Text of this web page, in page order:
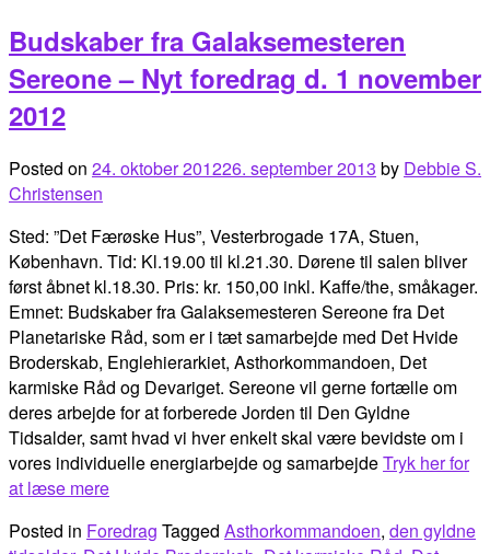
Budskaber fra Galaksemesteren
Sereone – Nyt foredrag d. 1 november
2012
Posted on 24. oktober 201226. september 2013 by Debbie S.
Christensen
Sted: ”Det Færøske Hus”, Vesterbrogade 17A, Stuen,
København. Tid: Kl.19.00 til kl.21.30. Dørene til salen bliver
først åbnet kl.18.30. Pris: kr. 150,00 inkl. Kaffe/the, småkager.
Emnet: Budskaber fra Galaksemesteren Sereone fra Det
Planetariske Råd, som er i tæt samarbejde med Det Hvide
Broderskab, Englehierarkiet, Asthorkommandoen, Det
karmiske Råd og Devariget. Sereone vil gerne fortælle om
deres arbejde for at forberede Jorden til Den Gyldne
Tidsalder, samt hvad vi hver enkelt skal være bevidste om i
vores individuelle energiarbejde og samarbejdeTryk her for
at læse mere
Posted in Foredrag Tagged Asthorkommandoen, den gyldne